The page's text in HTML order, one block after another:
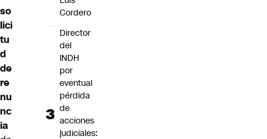
so
lici
tu
d
de
re
nu
nc
ia
Cordero
Director
del
INDH
por
eventual
pérdida
de
acciones
judiciales: